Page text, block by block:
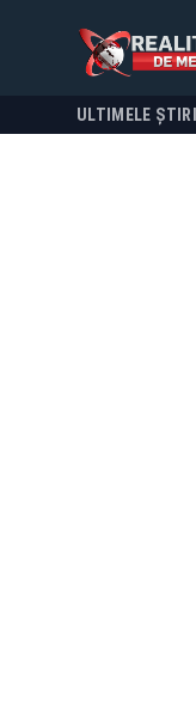
ULTIMELE ȘTIRI